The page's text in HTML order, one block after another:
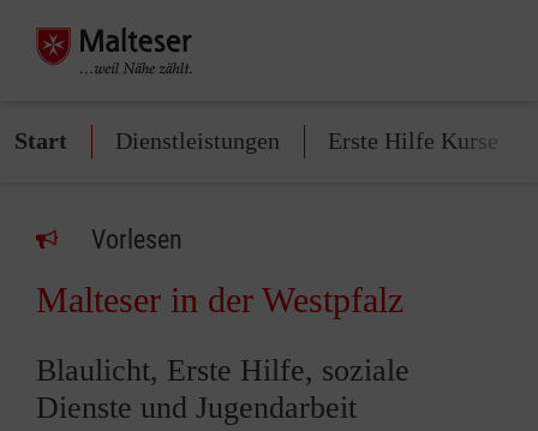
Start Dienstleistungen Erste Hilfe Kurse
Vorlesen
Malteser in der Westpfalz
Blaulicht, Erste Hilfe, soziale
Dienste und Jugendarbeit